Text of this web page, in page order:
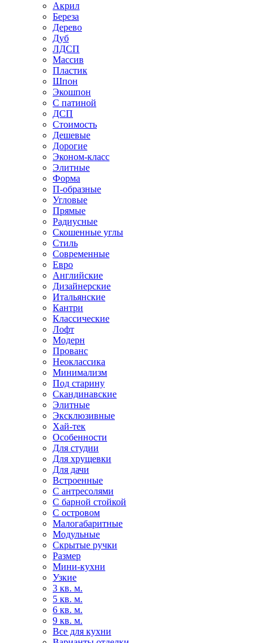
Акрил
Береза
Дерево
Дуб
ЛДСП
Массив
Пластик
Шпон
Экошпон
С патиной
ДСП
Стоимость
Дешевые
Дорогие
Эконом-класс
Элитные
Форма
П-образные
Угловые
Прямые
Радиусные
Скошенные углы
Стиль
Современные
Евро
Английские
Дизайнерские
Итальянские
Кантри
Классические
Лофт
Модерн
Прованс
Неоклассика
Минимализм
Под старину
Скандинавские
Элитные
Эксклюзивные
Хай-тек
Особенности
Для студии
Для хрущевки
Для дачи
Встроенные
С антресолями
С барной стойкой
С островом
Малогабаритные
Модульные
Скрытые ручки
Размер
Мини-кухни
Узкие
3 кв. м.
5 кв. м.
6 кв. м.
9 кв. м.
Все для кухни